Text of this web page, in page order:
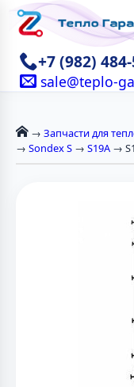
+7 (982)
sale@teplo-
→ Запчасти для
→ Sondex S → S19A →